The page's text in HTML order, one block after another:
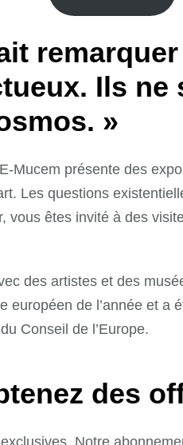
Ils
»
Mucem présente des
Les questions
vous êtes invité à des
des artistes et des
de l’année et a
Conseil de l’Europe.
des
Notre